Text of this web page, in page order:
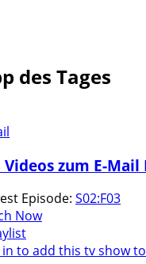
des Tages
Videos zum E-Mail
Episode: S02:F03
Now
in to add this tv show